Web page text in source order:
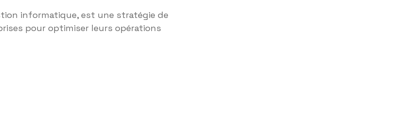
informatique, est une stratégie de
pour optimiser leurs opérations